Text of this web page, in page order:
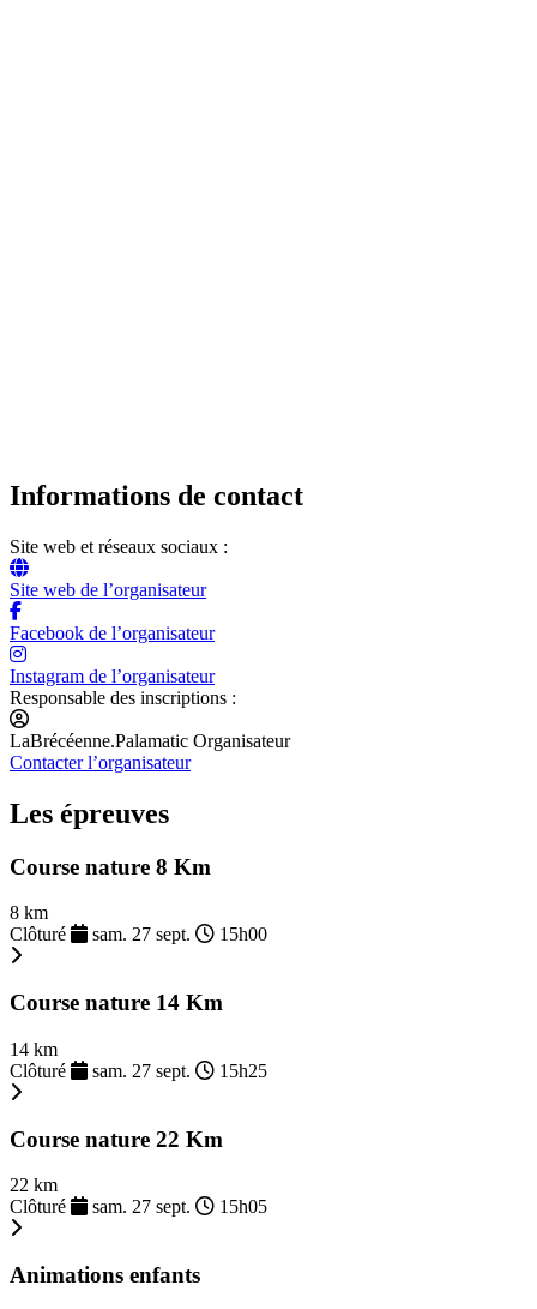
Informations de contact
Site web et réseaux sociaux :
Site web de l’organisateur
Facebook de l’organisateur
Instagram de l’organisateur
Responsable des inscriptions :
LaBrécéenne.Palamatic Organisateur
Contacter l’organisateur
Les épreuves
Course nature 8 Km
8 km
Clôturé
sam. 27 sept. 15h00
Course nature 14 Km
14 km
Clôturé
sam. 27 sept. 15h25
Course nature 22 Km
22 km
Clôturé
sam. 27 sept. 15h05
Animations enfants